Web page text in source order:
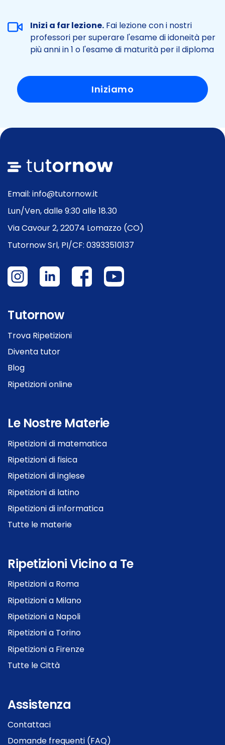
Inizi a far lezione. Fai lezione con i nostri
professori per superare l'esame di idoneità per
più anni in 1 o l'esame di maturità per il diploma
Iniziamo
Email: info@tutornow.it
Lun/Ven, dalle 9:30 alle 18.30
Via Cavour 2, 22074 Lomazzo (CO)
Tutornow Srl, PI/CF: 03933510137
Tutornow
Trova Ripetizioni
Diventa tutor
Blog
Ripetizioni online
Le Nostre Materie
Ripetizioni di matematica
Ripetizioni di fisica
Ripetizioni di inglese
Ripetizioni di latino
Ripetizioni di informatica
Tutte le materie
Ripetizioni Vicino a Te
Ripetizioni a Roma
Ripetizioni a Milano
Ripetizioni a Napoli
Ripetizioni a Torino
Ripetizioni a Firenze
Tutte le Città
Assistenza
Contattaci
Domande frequenti (FAQ)